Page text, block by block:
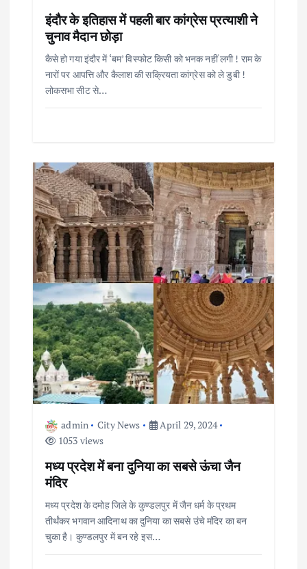
इंदौर के इतिहास में पहली बार कांग्रेस प्रत्याशी ने
चुनाव मैदान छोड़ा
कैसे हो गया इंदौर में ‘बम’ विस्फोट किसी को भनक नहीं लगी ! राम के
नारों पर आपत्ति और कैलाश की सक्रियता कांग्रेस को ले डुबी !
लोकसभा सीट से…
admin City News
April 29, 2024
1053 views
मध्य प्रदेश में बना दुनिया का सबसे ऊंचा जैन
मंदिर
मध्य प्रदेश के दमोह जिले के कुण्डलपुर में जैन धर्म के प्रथम
तीर्थंकर भगवान आदिनाथ का दुनिया का सबसे उंचे मंदिर का बन
चुका है। कुण्डलपुर में बन रहे इस…